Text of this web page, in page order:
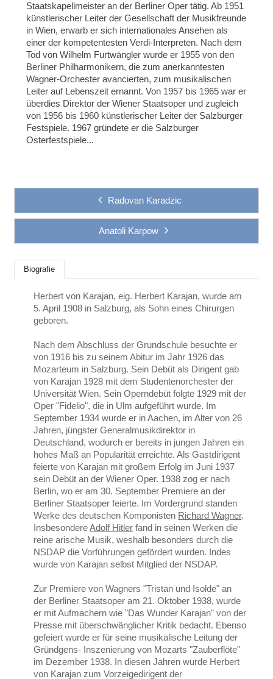
Staatskapellmeister an der Berliner Oper tätig. Ab 1951
künstlerischer Leiter der Gesellschaft der Musikfreunde
in Wien, erwarb er sich internationales Ansehen als
einer der kompetentesten Verdi-Interpreten. Nach dem
Tod von Wilhelm Furtwängler wurde er 1955 von den
Berliner Philharmonikern, die zum anerkanntesten
Wagner-Orchester avancierten, zum musikalischen
Leiter auf Lebenszeit ernannt. Von 1957 bis 1965 war er
überdies Direktor der Wiener Staatsoper und zugleich
von 1956 bis 1960 künstlerischer Leiter der Salzburger
Festspiele. 1967 gründete er die Salzburger
Osterfestspiele...
Radovan Karadzic
Anatoli Karpow
Biografie
Herbert von Karajan, eig. Herbert Karajan, wurde am
5. April 1908 in Salzburg, als Sohn eines Chirurgen
geboren.
Nach dem Abschluss der Grundschule besuchte er
von 1916 bis zu seinem Abitur im Jahr 1926 das
Mozarteum in Salzburg. Sein Debüt als Dirigent gab
von Karajan 1928 mit dem Studentenorchester der
Universität Wien. Sein Operndebüt folgte 1929 mit der
Oper "Fidelio", die in Ulm aufgeführt wurde. Im
September 1934 wurde er in Aachen, im Alter von 26
Jahren, jüngster Generalmusikdirektor in
Deutschland, wodurch er bereits in jungen Jahren ein
hohes Maß an Popularität erreichte. Als Gastdirigent
feierte von Karajan mit großem Erfolg im Juni 1937
sein Debüt an der Wiener Oper. 1938 zog er nach
Berlin, wo er am 30. September Premiere an der
Berliner Staatsoper feierte. Im Vordergrund standen
Werke des deutschen Komponisten Richard Wagner.
InsbesondereAdolf Hitler fand in seinen Werken die
reine arische Musik, weshalb besonders durch die
NSDAP die Vorführungen gefördert wurden. Indes
wurde von Karajan selbst Mitglied der NSDAP.
Zur Premiere von Wagners "Tristan und Isolde" an
der Berliner Staatsoper am 21. Oktober 1938, wurde
er mit Aufmachern wie "Das Wunder Karajan" von der
Presse mit überschwänglicher Kritik bedacht. Ebenso
gefeiert wurde er für seine musikalische Leitung der
Gründgens- Inszenierung von Mozarts "Zauberflöte"
im Dezember 1938. In diesen Jahren wurde Herbert
von Karajan zum Vorzeigedirigent der